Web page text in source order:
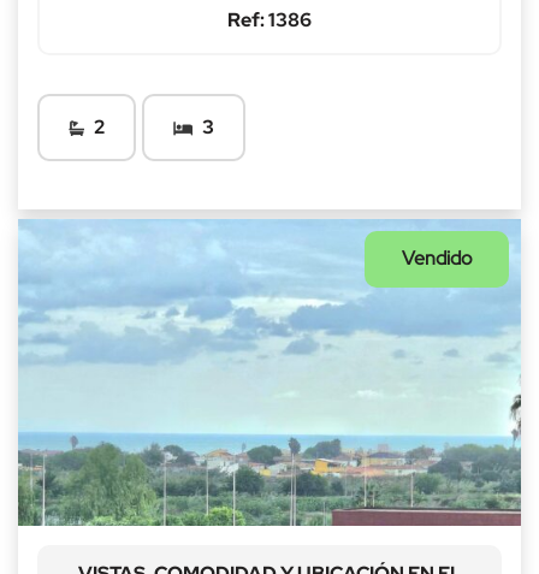
Ref: 1386
2 3
Vendido